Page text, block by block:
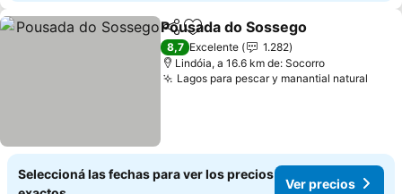
CompartirAñadir a favoritos
Pousada do Sossego
8,7 Excelente
1.282
Lindóia, a 16.6 km de: Socorro
Lagos para pescar y manantial natural
Seleccioná las fechas para ver los precios
Ver precios